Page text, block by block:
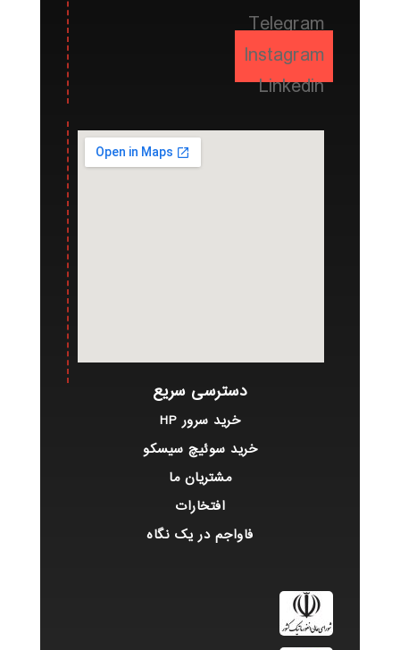
Telegram
Instagram
Linkedin
دسترسی سریع
خرید سرور HP
خرید سوئیچ سیسکو
مشتریان ما
افتخارات
فاواجم در یک نگاه